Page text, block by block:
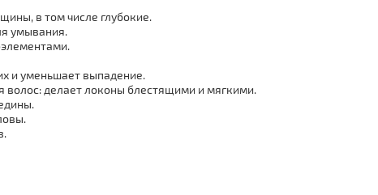
в том числе глубокие.
умывания.
и уменьшает выпадение.
волос: делает локоны блестящими и мягкими.